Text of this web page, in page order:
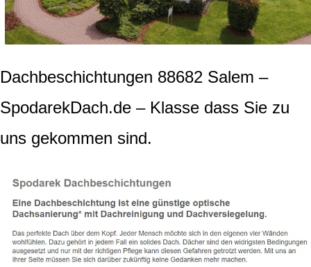
Dachbeschichtungen 88682 Salem –
SpodarekDach.de – Klasse dass Sie zu
uns gekommen sind.